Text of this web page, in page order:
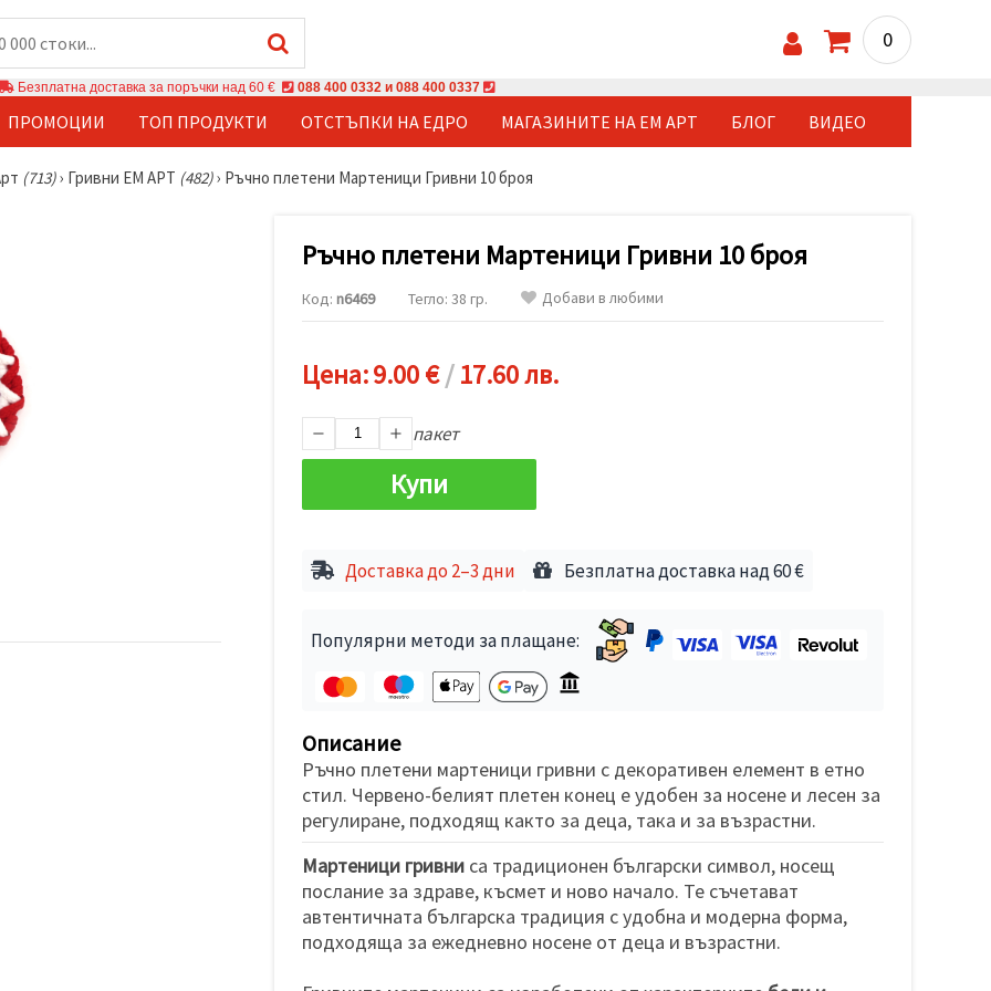
0
Безплатна доставка за поръчки над 60 € 088 400 0332 и 088 400 0337
ПРОМОЦИИ ТОП ПРОДУКТИ ОТСТЪПКИ НА ЕДРО МАГАЗИНИТЕ НА ЕМ АРТ БЛОГ ВИДЕО
(713)› Гривни ЕМ АРТ (482)› Ръчно плетени Мартеници Гривни 10 броя
Ръчно плетени Мартеници Гривни 10 броя
Код: n6469 Тегло: 38 гр. Добави в любими
Цена:9.00 €/17.60 лв.
пакет
Купи
Доставка до 2–3 дни Безплатна доставка над 60 €
Популярни методи за плащане:
Описание
Ръчно плетени мартеници гривни с декоративен елемент в етно
стил. Червено-белият плетен конец е удобен за носене и лесен за
регулиране, подходящ както за деца, така и за възрастни.
Мартеници гривни са традиционен български символ, носещ
послание за здраве, късмет и ново начало. Те съчетават
автентичната българска традиция с удобна и модерна форма,
подходяща за ежедневно носене от деца и възрастни.